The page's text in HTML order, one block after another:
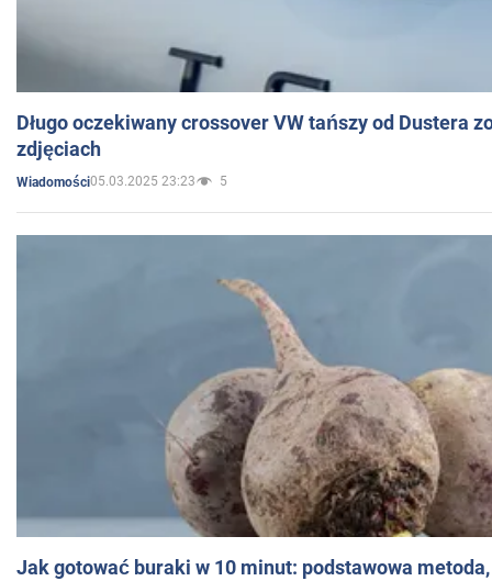
Długo oczekiwany crossover VW tańszy od Dustera
zdjęciach
Wiadomości05.03.2025 23:23 5
Jak gotować buraki w 10 minut: podstawowa